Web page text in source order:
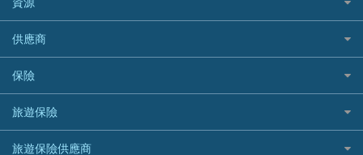
免TU貸款
急借錢
緊急貸款比較
最佳小額貸款比較
CNCBI 信銀國際
CreFIT 維信
DBS 星展銀行
DSB 大新銀行
HSBC 滙豐銀行貸款
循環貸款教學
個人化貸款產品推介 🔥全新
債務重組一覽
供樓利息扣稅
最佳貸款app
尊尚信用卡
公司信用卡
電子錢包信用卡
日本遊信用卡攻略
韓國遊信用卡攻略
台灣遊信用卡攻略
機場貴賓室信用卡
AE美國運通
DBS星展銀行
HSBC滙豐銀行
Mox
信銀國際
大新銀行
Black Friday優惠
淘寶付款方式
一田購物優惠日
SOGO感謝祭
HKTVmall優惠碼
供應商
八達通自動增值信用卡
保險
旅遊保險
汽車保險
旅遊保險
日本旅遊保險及資訊
旅遊保險供應商